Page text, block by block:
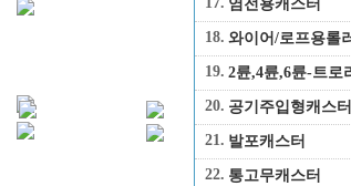
염전용캐스터
18. 와이어/로프용롤
19. 2륜,4륜,6륜-트로
20. 공기주입형캐스터
21. 발포캐스터
22. 통고무캐스터